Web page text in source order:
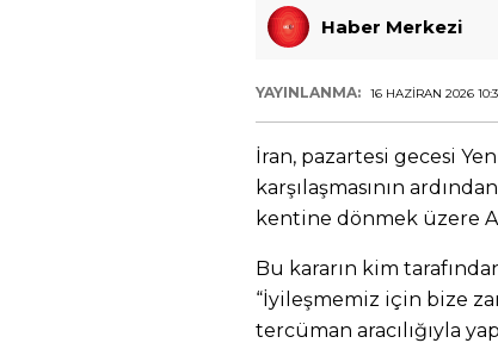
Haber Merkezi
YAYINLANMA: 16 HAZIRAN 2026
İran, pazartesi gecesi
karşılaşmasının
kentine dönmek üzere
Bu kararın kim
“İyileşmemiz için bize
tercüman aracılığıyla